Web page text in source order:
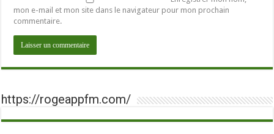
mon e-mail et mon site dans le navigateur pour mon prochain
commentaire.
https://rogeappfm.com/